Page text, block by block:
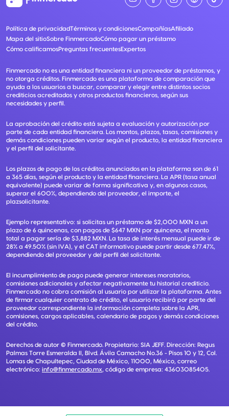
Política de privacidadTérminos y condicionesCompañíasAfiliado
Mapa del sitioSobre FinmercadoCómo pagar un préstamo
Cómo calificamosPreguntas frecuentesExpertos
Finmercado no es una entidad financiera ni un proveedor de préstamos, y
no otorga créditos. Finmercado es una plataforma de comparación que
ayuda a los usuarios a buscar, comparar y elegir entre distintos socios
crediticios acreditados y otros productos financieros, según sus
necesidades y perfil.
La aprobación del crédito está sujeta a evaluación y autorización por
parte de cada entidad financiera. Los montos, plazos, tasas, comisiones y
demás condiciones pueden variar según el producto, la entidad financiera
y el perfil del solicitante.
Los plazos de pago de los créditos anunciados en la plataforma son de 61
a 365 días, según el producto y la entidad financiera. La APR (tasa anual
equivalente) puede variar de forma significativa y, en algunos casos,
superar el 600%, dependiendo del proveedor, el importe, el
plazsolicitante.
Ejemplo representativo: si solicitas un préstamo de $2,000 MXN a un
plazo de 6 quincenas, con pagos de $647 MXN por quincena, el monto
total a pagar sería de $3,882 MXN. La tasa de interés mensual puede ir de
28% a 49.50% (sin IVA), y el CAT informativo puede partir desde 677.47%,
dependiendo del proveedor y del perfil del solicitante.
El incumplimiento de pago puede generar intereses moratorios,
comisiones adicionales y afectar negativamente tu historial crediticio.
Finmercado no cobra comisión al usuario por utilizar la plataforma. Antes
de firmar cualquier contrato de crédito, el usuario recibirá por parte del
proveedor correspondiente la información completa sobre la APR,
comisiones, cargos aplicables, calendario de pagos y demás condiciones
del crédito.
Derechos de autor © Finmercado. Propietario: SIA JEFF. Dirección: Regus
Palmas Torre Esmeralda II, Blvd. Ávila Camacho No.36 - Pisos 10 y 12, Col.
Lomas de Chapultepec, Ciudad de México, 11000, México, correo
electrónico: info@finmercado.mx, código de empresa: 43603085405.